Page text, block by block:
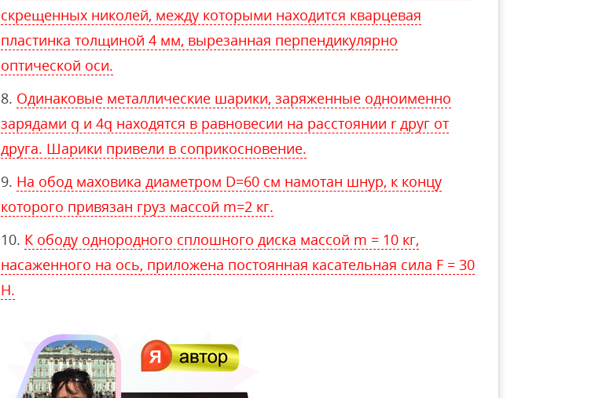
скрещенных николей, между которыми находится кварцевая
пластинка толщиной 4 мм, вырезанная перпендикулярно
оптической оси.
Одинаковые металлические шарики, заряженные одноименно
зарядами q и 4q находятся в равновесии на расстоянии r друг от
друга. Шарики привели в соприкосновение.
На обод маховика диаметром D=60 см намотан шнур, к концу
которого привязан груз массой m=2 кг.
К ободу однородного сплошного диска массой m = 10 кг,
насаженного на ось, приложена постоянная касательная сила F = 30
Н.